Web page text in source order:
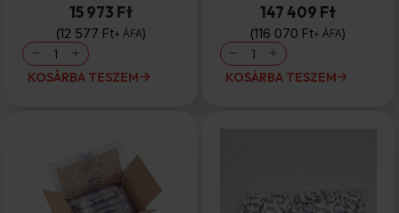
15 973 Ft
12 577 Ft+ ÁFA
Méhsejtcellás
csomagolópapír
400mmx250m,80
gr
KOSÁRBA TESZEM
147 409 Ft
116 070 Ft+ ÁFA
Paraffinált
papír
mennyiség
KOSÁRBA TESZEM